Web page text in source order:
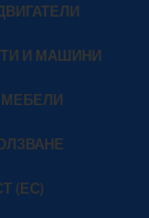
И МАШИНИ
МЕБЕЛИ
(ЕС)